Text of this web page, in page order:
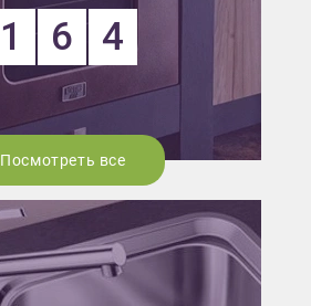
1 6 4
Посмотреть все